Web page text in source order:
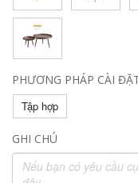
PHƯƠNG PHÁP CÀI
Tập hợp
GHI CHÚ